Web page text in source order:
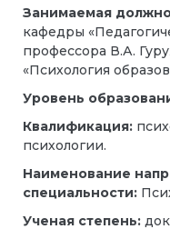
Занимаемая
кафедры
профессора В.А.
«Психология
Уровень
Квалификация:
психологии.
Наименование
специальности:
Ученая степень: